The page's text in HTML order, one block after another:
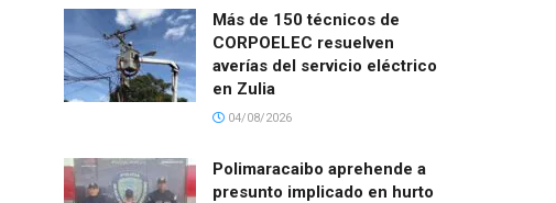
Más de 150 técnicos de
CORPOELEC resuelven
averías del servicio eléctrico
en Zulia
04/08/2026
Polimaracaibo aprehende a
presunto implicado en hurto